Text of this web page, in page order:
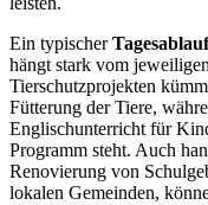
Ein typischerT
hängt stark vom
Tierschutzprojekten
Fütterung der Tiere,
Englischunterricht für
Programm steht. Auch
Renovierung von
lokalen Gemeinden,